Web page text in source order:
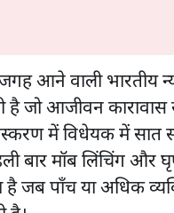
आने वाली भारतीय
है जो आजीवन
में विधेयक में सात
बार मॉब लिंचिंग और
है जब पाँच या अधिक